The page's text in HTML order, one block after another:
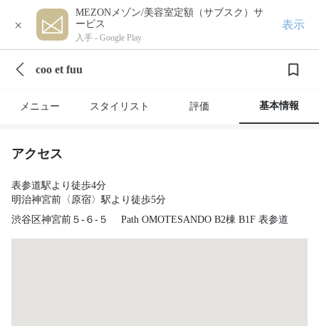
×
MEZONメゾン/美容室定額（サブスク）サ
ービス
入手 - Google Play
表示
coo et fuu
メニュー スタイリスト 評価 基本情報
アクセス
表参道駅より徒歩4分
明治神宮前〈原宿〉駅より徒歩5分
渋谷区神宮前５‐６‐５ Path OMOTESANDO B2棟 B1F 表参道